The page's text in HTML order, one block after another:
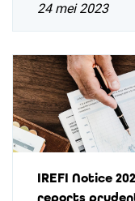
24 mei 2023
IREFI Notice
reports